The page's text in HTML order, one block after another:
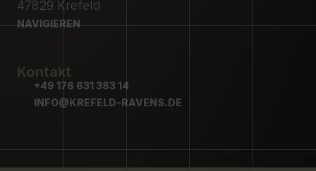
47829 Krefeld
NAVIGIEREN
Kontakt
+49 176 631 383 14
+49 176 631 383 14
INFO@KREFELD-RAVENS.DE